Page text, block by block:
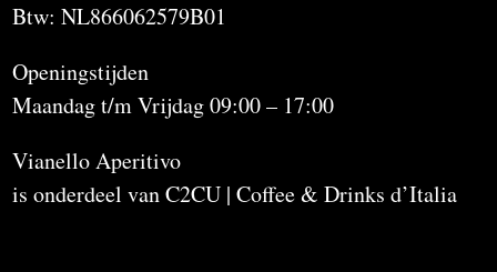
Btw: NL866062579B01
Openingstijden
Maandag t/m Vrijdag 09:00 – 17:00
Vianello Aperitivo
is onderdeel van C2CU | Coffee & Drinks d’Italia